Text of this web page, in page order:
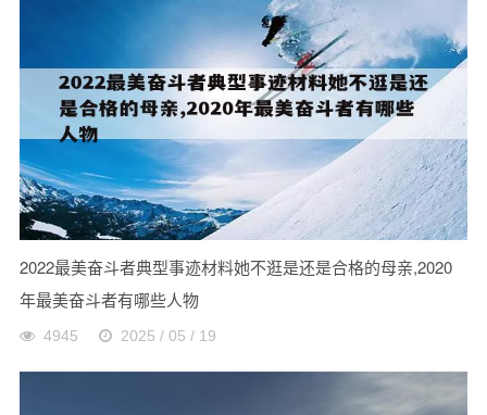
2022最美奋斗者典型事迹材料她不逛是还是合格的母亲,2020
年最美奋斗者有哪些人物
4945 2025 / 05 / 19